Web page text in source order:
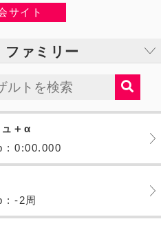
サイト
ァミリー
＋α
: 0:00.000
: -2周